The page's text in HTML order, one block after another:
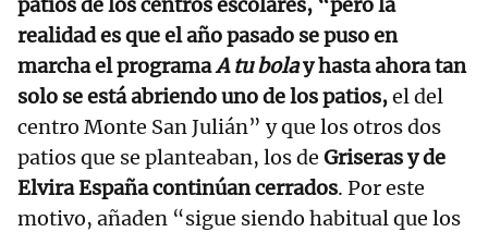
patios de los centros escolares, “pero la
realidad es que el año pasado se puso en
marcha el programaA tu bolay hasta ahora tan
solo se está abriendo uno de los patios,el del
centro Monte San Julián” y que los otros dos
patios que se planteaban, los de Griseras y de
Elvira España continúan cerrados. Por este
motivo, añaden “sigue siendo habitual que los